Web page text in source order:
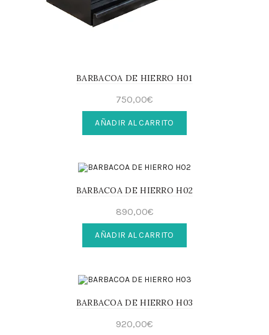
BARBACOA DE HIERRO H01
750,00€
AÑADIR AL CARRITO
BARBACOA DE HIERRO H02
890,00€
AÑADIR AL CARRITO
BARBACOA DE HIERRO H03
920,00€